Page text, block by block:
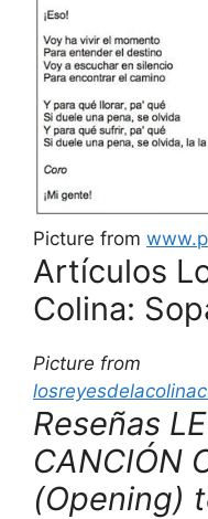
Picture from
Artículos
Colina:
Picture from
Reseñas
CANCIÓN
(Opening)